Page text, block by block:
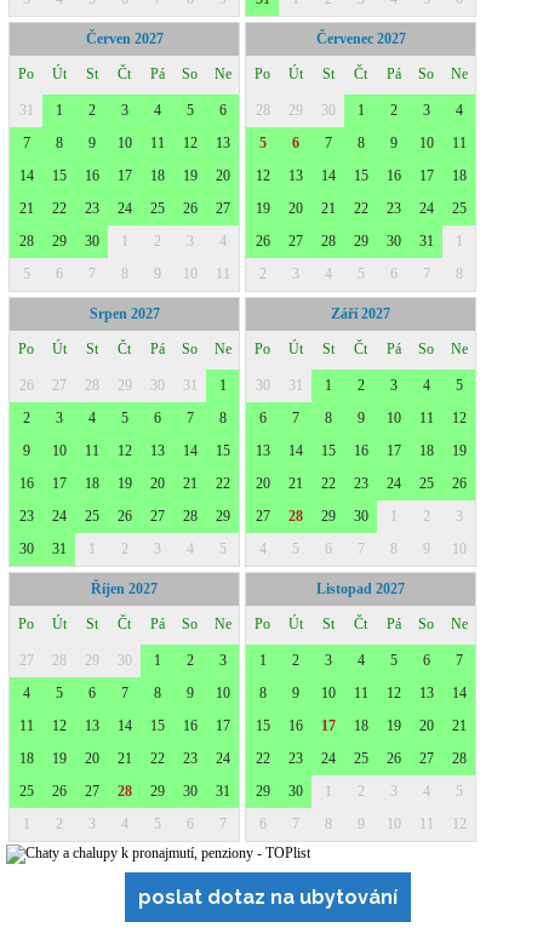
poslat dotaz na ubytování